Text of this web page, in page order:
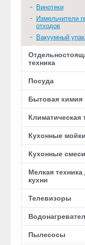
Винотеки
Измельчители
отходов
Вакуумный
техника
Посуда
Бытовая химия
Климатическая
Кухонные мойки
Кухонные
Мелкая техника
кухни
Телевизоры
Пылесосы